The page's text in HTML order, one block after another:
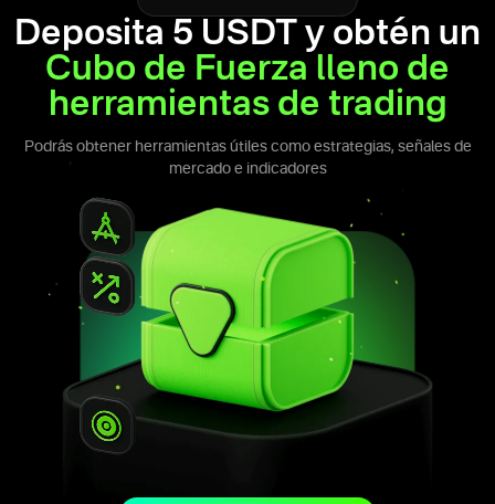
Deposita 5 USDT y obtén un
Cubo de Fuerza lleno de
herramientas de trading
Podrás obtener herramientas útiles como estrategias, señales de
mercado e indicadores